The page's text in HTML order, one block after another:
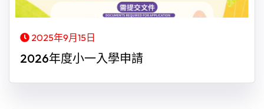
2025年9月15日
2026年度小一入學申請